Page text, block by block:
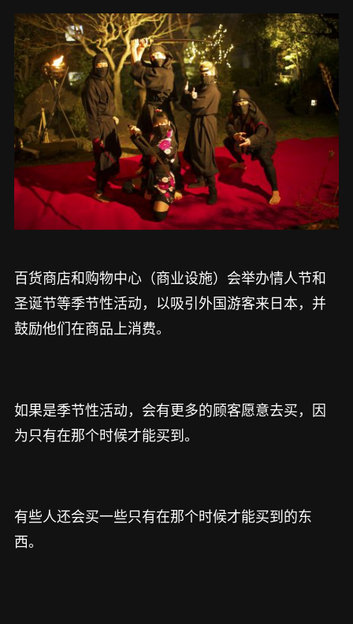
百货商店和购物中心（商业设施）会举办情人节和
圣诞节等季节性活动，以吸引外国游客来日本，并
鼓励他们在商品上消费。
如果是季节性活动，会有更多的顾客愿意去买，因
为只有在那个时候才能买到。
有些人还会买一些只有在那个时候才能买到的东
西。